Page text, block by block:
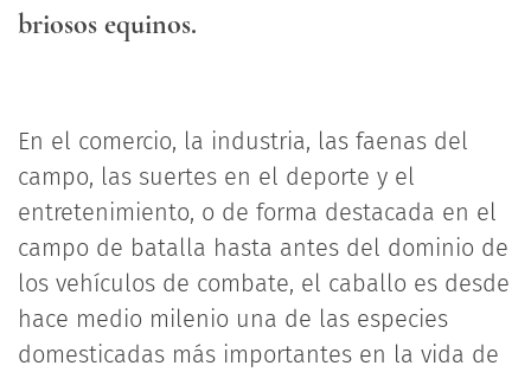
briosos equinos.
En el comercio, la industria, las faenas del
campo, las suertes en el deporte y el
entretenimiento, o de forma destacada en el
campo de batalla hasta antes del dominio de
los vehículos de combate, el caballo es desde
hace medio milenio una de las especies
domesticadas más importantes en la vida de